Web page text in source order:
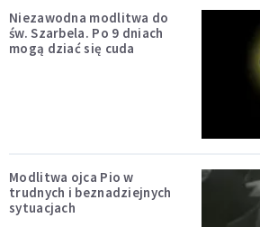
Niezawodna modlitwa do
św. Szarbela. Po 9 dniach
mogą dziać się cuda
Modlitwa ojca Pio w
trudnych i beznadziejnych
sytuacjach